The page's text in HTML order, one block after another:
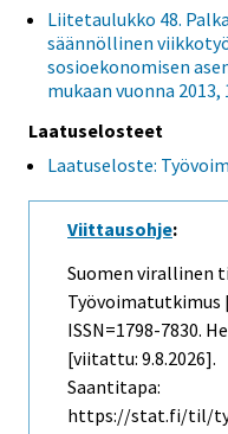
Liitetaulukko 48.
säännöllinen
sosioekonomisen
mukaan vuonna
Laatuselosteet
Laatuseloste:
Viittausohje:
Suomen virallinen
Työvoimatutkimus
ISSN=1798-7830.
[viitattu: 9.8.2026].
Saantitapa:
https://stat.fi/til/